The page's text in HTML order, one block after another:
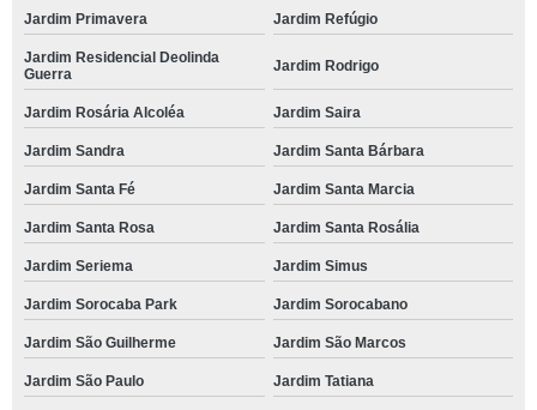
Jardim Primavera Jardim Refúgio
Jardim Residencial Deolinda
Guerra
Jardim Rodrigo
Jardim Rosária Alcoléa Jardim Saira
Jardim Sandra Jardim Santa Bárbara
Jardim Santa Fé Jardim Santa Marcia
Jardim Santa Rosa Jardim Santa Rosália
Jardim Seriema Jardim Simus
Jardim Sorocaba Park Jardim Sorocabano
Jardim São Guilherme Jardim São Marcos
Jardim São Paulo Jardim Tatiana